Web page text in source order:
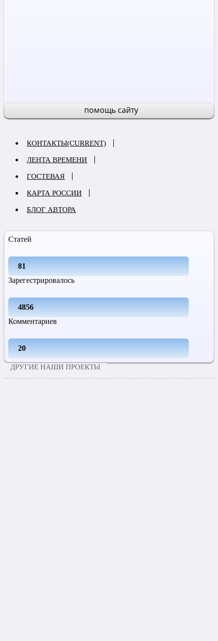
помощь сайту
КОНТАКТЫ(CURRENT)
ЛЕНТА ВРЕМЕНИ
ГОСТЕВАЯ
КАРТА РОССИИ
БЛОГ АВТОРА
Статей
81
Зарегестрировалось
4856
Комментариев
20
ДРУГИЕ НАШИ ПРОЕКТЫ